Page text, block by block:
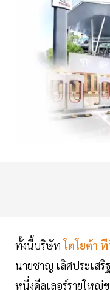
ทั้งนี้บริษัทโตโยต้า
นายชาญ เลิศประเสริ
หนึ่งดีลเลอร์รายใหญ่